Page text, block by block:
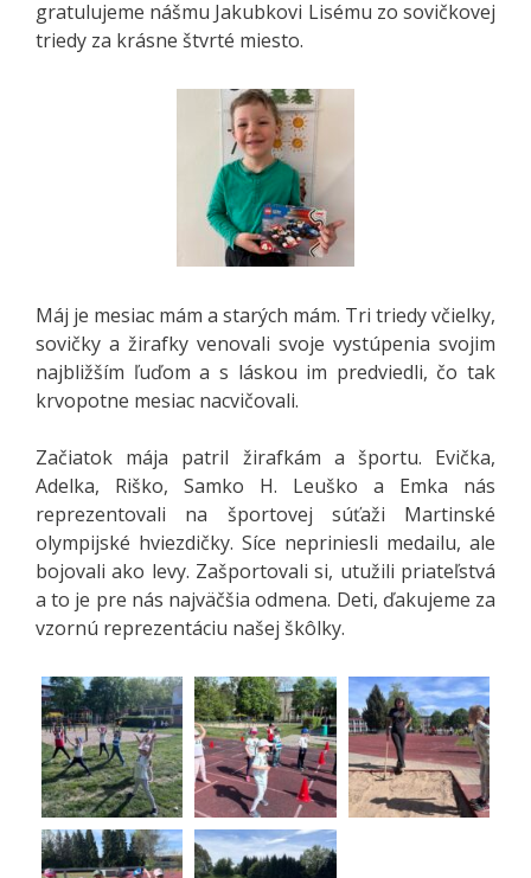
gratulujeme nášmu Jakubkovi Lisému zo sovičkovej
triedy za krásne štvrté miesto.
Máj je mesiac mám a starých mám. Tri triedy včielky,
sovičky a žirafky venovali svoje vystúpenia svojim
najbližším ľuďom a s láskou im predviedli, čo tak
krvopotne mesiac nacvičovali.
Začiatok mája patril žirafkám a športu. Evička,
Adelka, Riško, Samko H. Leuško a Emka nás
reprezentovali na športovej súťaži Martinské
olympijské hviezdičky. Síce nepriniesli medailu, ale
bojovali ako levy. Zašportovali si, utužili priateľstvá
a to je pre nás najväčšia odmena. Deti, ďakujeme za
vzornú reprezentáciu našej škôlky.